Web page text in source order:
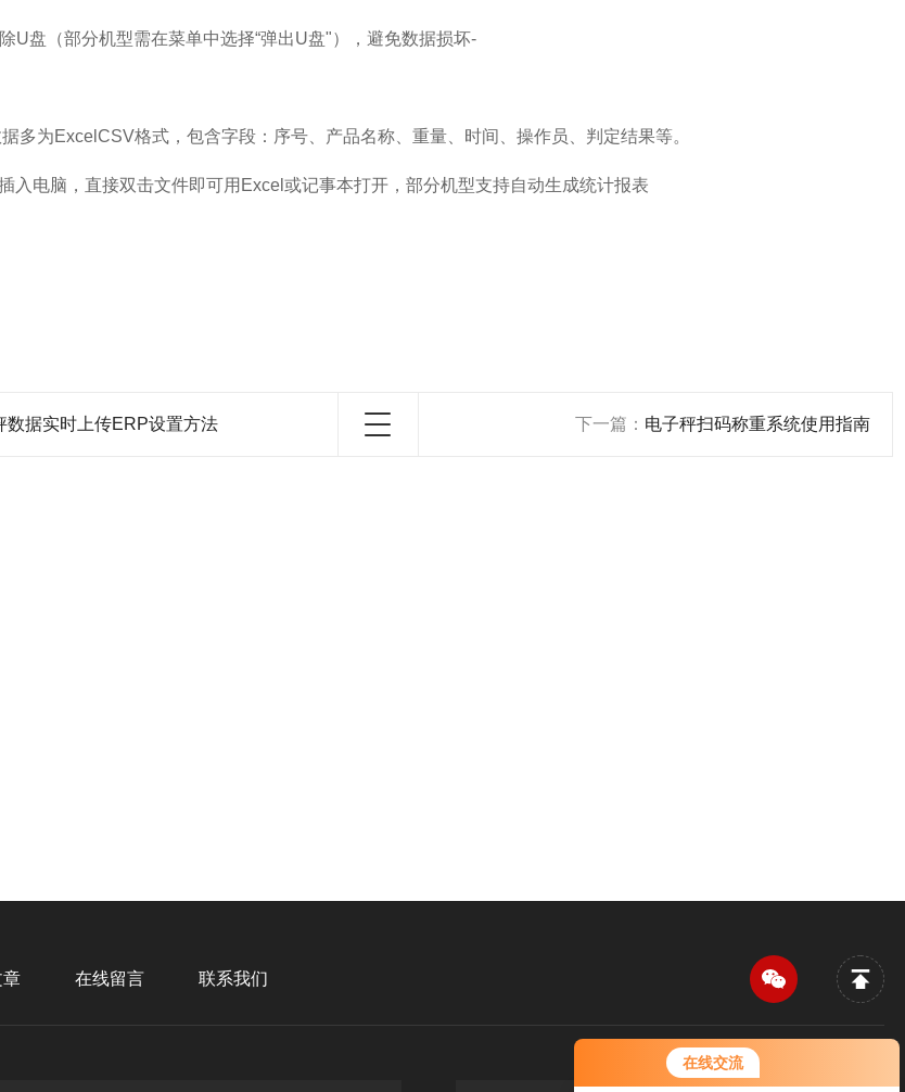
在线交流
您好！欢迎前来咨询，很高兴为您
服务，请问您要咨询什么问题呢？
U盘（部分机型需在菜单中选择“弹出U盘"），避免数据损坏-
多为ExcelCSV格式，包含字段：序号、产品名称、重量、时间、操作员、判定结果等。
入电脑，直接双击文件即可用Excel或记事本打开，部分机型支持自动生成统计报表
数据实时上传ERP设置方法 下一篇： 电子秤扫码称重系统使用指南
章 在线留言 联系我们